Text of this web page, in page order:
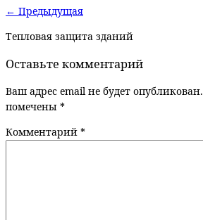
← Предыдущая
Тепловая защита зданий
Оставьте комментарий
Ваш адрес email не будет опубликован.
помечены *
Комментарий *